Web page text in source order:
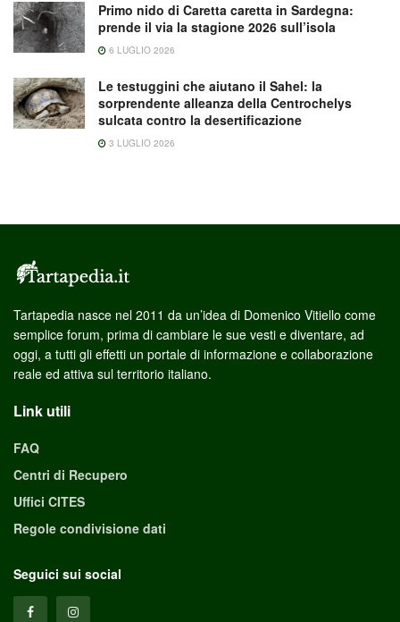
Primo nido di Caretta caretta in Sardegna:
prende il via la stagione 2026 sull’isola
6 LUGLIO 2026
Le testuggini che aiutano il Sahel: la
sorprendente alleanza della Centrochelys
sulcata contro la desertificazione
3 LUGLIO 2026
Tartapedia nasce nel 2011 da un’idea di Domenico Vitiello come
semplice forum, prima di cambiare le sue vesti e diventare, ad
oggi, a tutti gli effetti un portale di informazione e collaborazione
reale ed attiva sul territorio italiano.
Link utili
FAQ
Centri di Recupero
Uffici CITES
Regole condivisione dati
Seguici sui social